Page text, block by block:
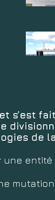
s’est
de
une